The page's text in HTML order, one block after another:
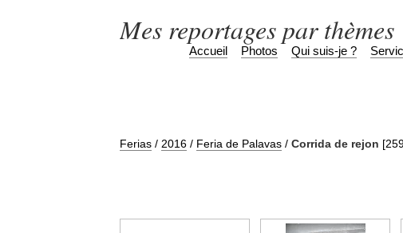
Mes reportages par thèmes
Ferias / 2016 / Feria de Palavas / Corrida de rejon
Accueil Photos Qui suis-je ?